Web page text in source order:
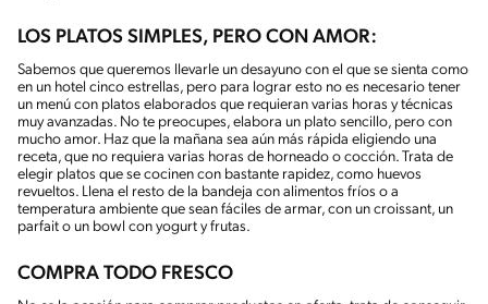
LOS PLATOS SIMPLES, PERO CON AMOR:
Sabemos que queremos llevarle un desayuno con el que se sienta como
en un hotel cinco estrellas, pero para lograr esto no es necesario tener
un menú con platos elaborados que requieran varias horas y técnicas
muy avanzadas. No te preocupes, elabora un plato sencillo, pero con
mucho amor. Haz que la mañana sea aún más rápida eligiendo una
receta, que no requiera varias horas de horneado o cocción. Trata de
elegir platos que se cocinen con bastante rapidez, como huevos
revueltos. Llena el resto de la bandeja con alimentos fríos o a
temperatura ambiente que sean fáciles de armar, con un croissant, un
parfait o un bowl con yogurt y frutas.
COMPRA TODO FRESCO